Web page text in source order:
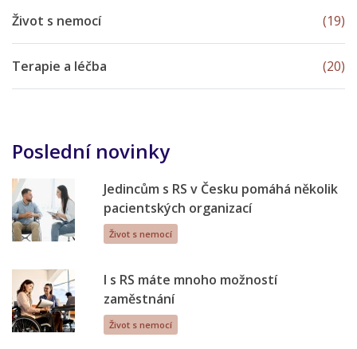
Život s nemocí (19)
Terapie a léčba (20)
Poslední novinky
Jedincům s RS v Česku pomáhá několik
pacientských organizací
Život s nemocí
I s RS máte mnoho možností
zaměstnání
Život s nemocí